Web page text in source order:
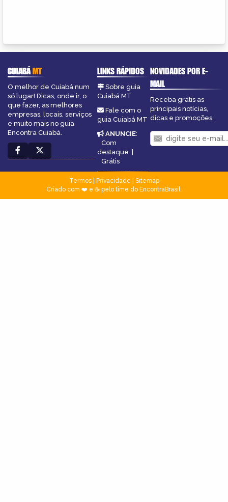
CUIABÁMT
O melhor de Cuiabá num
só lugar! Dicas, onde ir, o
que fazer, as melhores
empresas, locais, serviços
e muito mais no guia
Encontra Cuiabá.
LINKS RÁPIDOS
Sobre guia
Cuiabá MT
Fale com o
guia Cuiabá MT
ANUNCIE:
Com
destaque
Grátis
NOVIDADES POR E-
MAIL
Receba grátis as
principais notícias,
dicas e promoções
Termos| Privacidade
Sitemap
Criado com ❤️ e ☕ pelo time do EncontraBrasil